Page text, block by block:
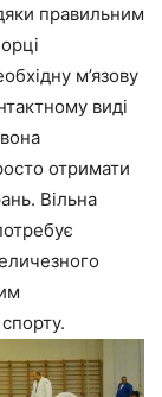
правильним
м’язову
виді
отримати
Вільна